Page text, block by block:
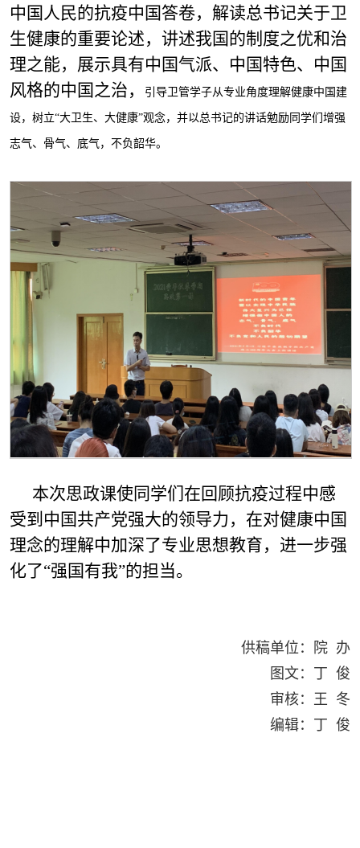
中国人民的抗疫中国答卷，解读总书记关于卫
生健康的重要论述，讲述我国的制度之优和治
理之能，展示具有中国气派、中国特色、中国
风格的中国之治，
引导卫管学子从专业角度理解健康中国建
设，树立“大卫生、大健康”观念，并以总书记的讲话勉励同学们增强
志气、骨气、底气，不负韶华。
本次思政课使同学们在回顾抗疫过程中感
受到中国共产党强大的领导力，在对健康中国
理念的理解中加深了专业思想教育，进一步强
化了“强国有我”的担当。
供稿单位：院 办
图文：丁 俊
审核：王 冬
编辑：丁 俊